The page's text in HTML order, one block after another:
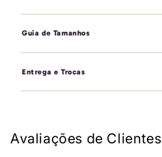
Guia de Tamanhos
Entrega e Trocas
Avaliações de Clientes